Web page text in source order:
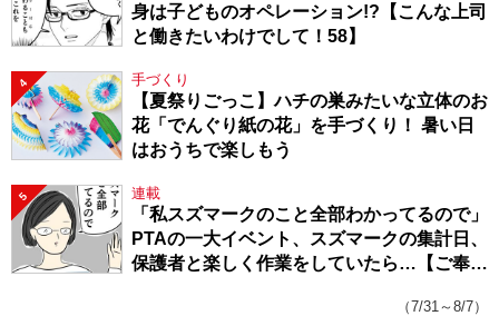
身は子どものオペレーション!?【こんな上司
と働きたいわけでして！58】
4 手づくり
【夏祭りごっこ】ハチの巣みたいな立体のお
花「でんぐり紙の花」を手づくり！ 暑い日
はおうちで楽しもう
5 連載
「私スズマークのこと全部わかってるので」
PTAの一大イベント、スズマークの集計日、
保護者と楽しく作業をしていたら…【ご奉仕
（7/31～8/7）